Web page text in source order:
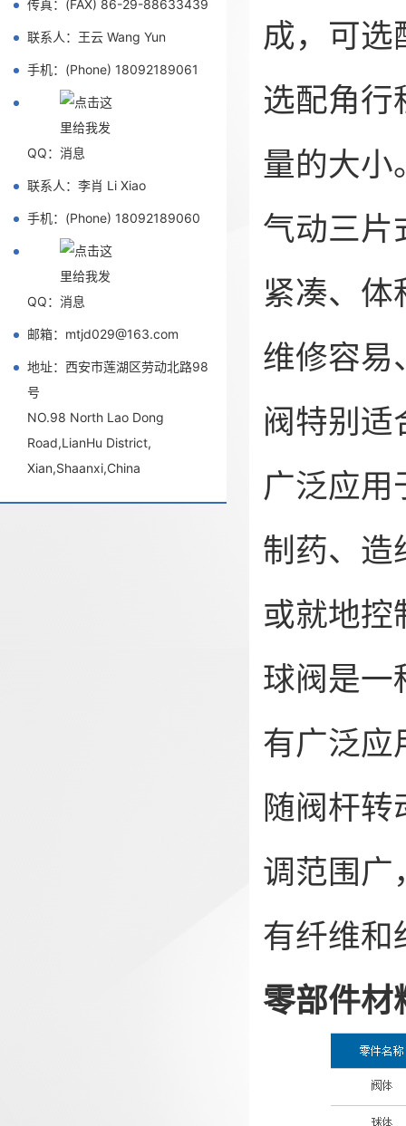
传真：(FAX) 86-29-88633439
联系人：王云 Wang Yun
手机：(Phone) 18092189061
QQ：
联系人：李肖 Li Xiao
手机：(Phone) 18092189060
QQ：
邮箱：mtjd029@163.com
地址：西安市莲湖区劳动北路98
号
NO.98 North Lao Dong
Road,LianHu District,
Xian,Shaanxi,China
成，可选
选配角行
量的大小
气动三片
紧凑、
维修容易
阀特别适
广泛应用
制药、造
或就地控
球阀是一
有广泛应
随阀杆转
调范围广
有纤维和
零部件材